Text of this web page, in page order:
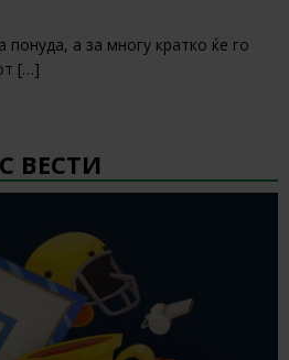
понуда, а за многу кратко ќе го
[…]
ВЕСТИ